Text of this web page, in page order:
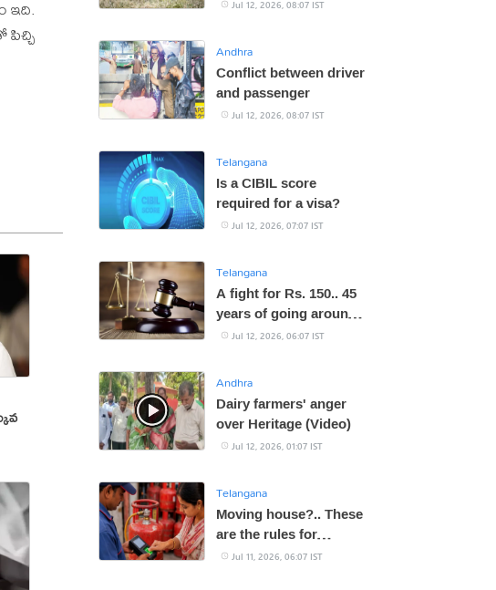
ఇది.
పిచ్చి
Jul 12, 2026, 08:07 IST
Andhra
Conflict between driver
and passenger
Jul 12, 2026, 08:07 IST
Telangana
Is a CIBIL score
required for a visa?
Jul 12, 2026, 07:07 IST
Telangana
A fight for Rs. 150.. 45
years of going around
the courts and
Jul 12, 2026, 06:07 IST
Andhra
Dairy farmers' anger
over Heritage (Video)
Jul 12, 2026, 01:07 IST
Telangana
Moving house?.. These
are the rules for
transferring LPG
Jul 11, 2026, 06:07 IST